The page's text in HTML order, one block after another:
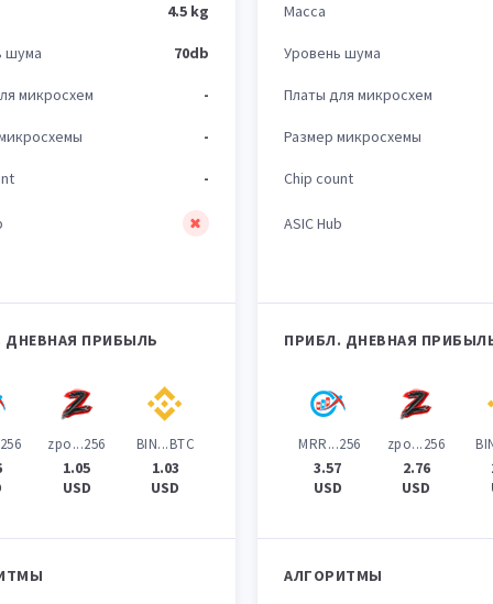
4.5 kg
шума 70db
микросхем -
-
-
ДНЕВНАЯ ПРИБЫЛЬ
zpo...256
1.05
USD
BIN...BTC
1.03
USD
Масса
Уровень шума
Платы для микросхем
Размер микросхемы
Chip count
ASIC Hub
ПРИБЛ. ДНЕВНАЯ
MRR...256
3.57
USD
zpo...256
2.76
USD
АЛГОРИТМЫ